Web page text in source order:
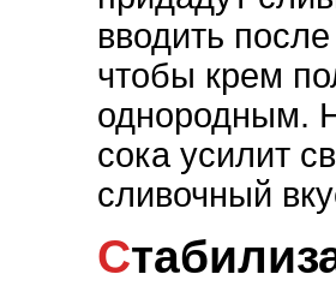
вводить
чтобы крем
однородным.
сока усилит
сливочный
Стабилизация крема: